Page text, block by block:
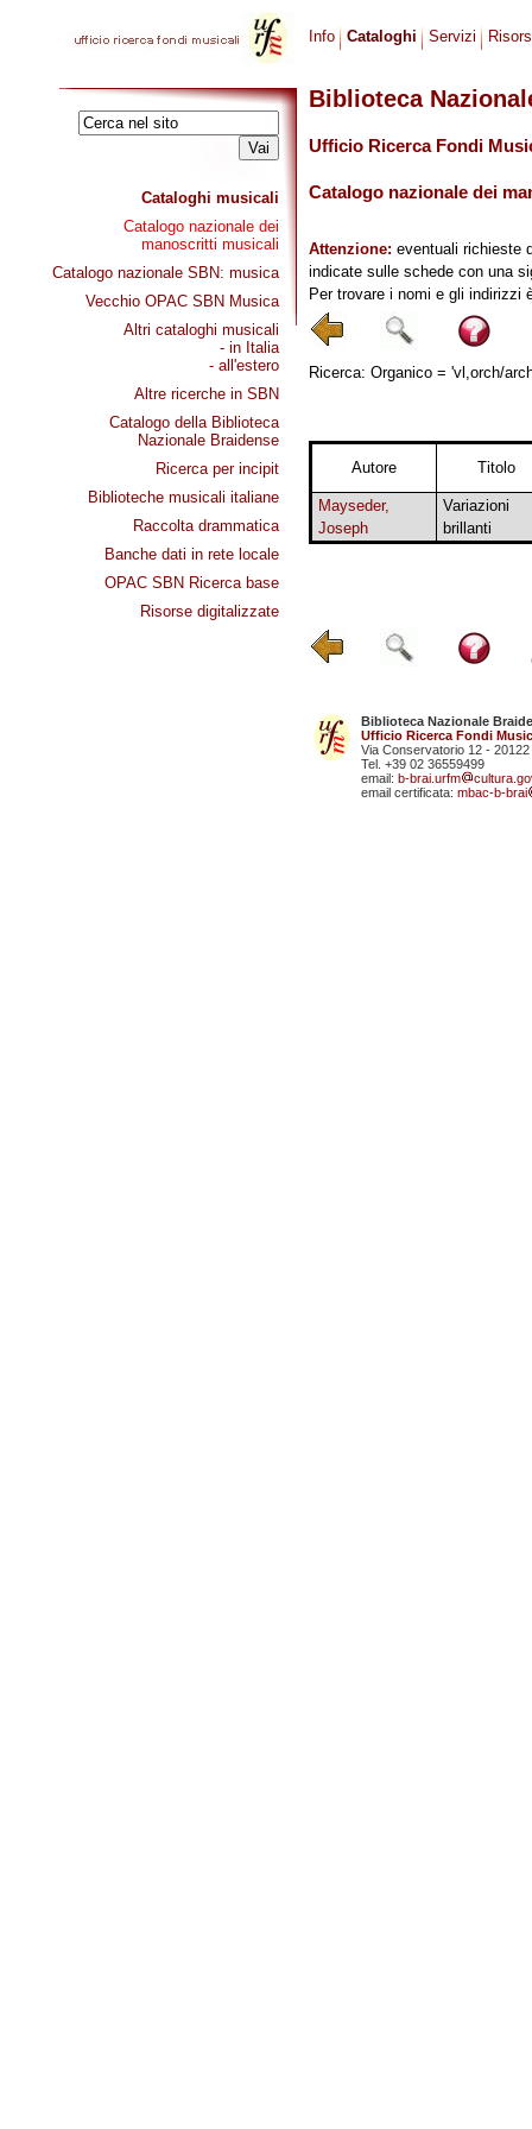
Cataloghi musicali
Catalogo nazionale dei
manoscritti musicali
Catalogo nazionale SBN: musica
Vecchio OPAC SBN Musica
Altri cataloghi musicali
- in Italia
- all'estero
Altre ricerche in SBN
Catalogo della Biblioteca
Nazionale Braidense
Ricerca per incipit
Biblioteche musicali italiane
Raccolta drammatica
Banche dati in rete locale
OPAC SBN Ricerca base
Risorse digitalizzate
Info Cataloghi Servizi
Biblioteca
Ufficio Ricerca Fondi
Catalogo nazionale dei
Attenzione: eventuali richieste
indicate sulle schede con una
Per trovare i nomi e gli indirizzi
Ricerca: Organico = 'vl,orch/
Autore Titolo
Mayseder,
Joseph
Variazioni
brillanti
Biblioteca Nazionale
Ufficio Ricerca Fondi
Via Conservatorio 12 - 20122
Tel. +39 02 36559499
email: b-brai.urfm
email certificata: mbac-b-brai